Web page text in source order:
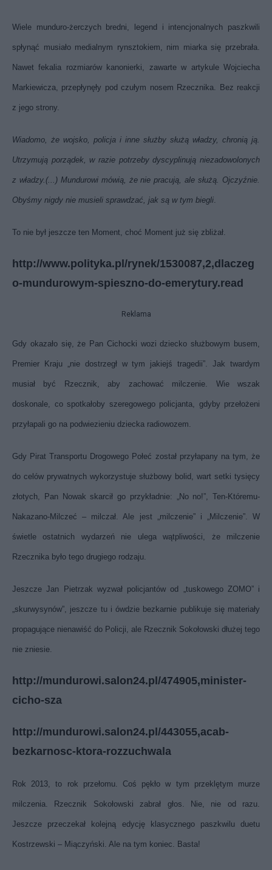
Wiele munduro-żerczych bredni, legend i intencjonalnych paszkwili
spłynąć musiało medialnym rynsztokiem, nim miarka się przebrała.
Nawet fekalia rozmiarów kanonierki, zawarte w artykule Wojciecha
Markiewicza, przepłynęły pod czułym nosem Rzecznika. Bez reakcji
z jego strony.
Wiadomo, że wojsko, policja i inne służby służą władzy, chronią ją.
Utrzymują porządek, w razie potrzeby dyscyplinują niezadowolonych
z władzy.(...) Mundurowi mówią, że nie pracują, ale służą. Ojczyźnie.
Obyśmy nigdy nie musieli sprawdzać, jak są w tym biegli.
To nie był jeszcze ten Moment, choć Moment już się zbliżał.
http://www.polityka.pl/rynek/1530087,2,dlaczeg
o-mundurowym-spieszno-do-emerytury.read
Reklama
Gdy okazało się, że Pan Cichocki wozi dziecko służbowym busem,
Premier Kraju „nie dostrzegł w tym jakiejś tragedii”. Jak twardym
musiał być Rzecznik, aby zachować milczenie. Wie wszak
doskonale, co spotkałoby szeregowego policjanta, gdyby przełożeni
przyłapali go na podwiezieniu dziecka radiowozem.
Gdy Pirat Transportu Drogowego Połeć został przyłapany na tym, że
do celów prywatnych wykorzystuje służbowy bolid, wart setki tysięcy
złotych, Pan Nowak skarcił go przykładnie: „No no!”, Ten-Któremu-
Nakazano-Milczeć – milczał. Ale jest „milczenie” i „Milczenie”. W
świetle ostatnich wydarzeń nie ulega wątpliwości, że milczenie
Rzecznika było tego drugiego rodzaju.
Jeszcze Jan Pietrzak wyzwał policjantów od „tuskowego ZOMO” i
„skurwysynów”, jeszcze tu i ówdzie bezkarnie publikuje się materiały
propagujące nienawiść do Policji, ale Rzecznik Sokołowski dłużej tego
nie zniesie.
http://mundurowi.salon24.pl/474905,minister-
cicho-sza
http://mundurowi.salon24.pl/443055,acab-
bezkarnosc-ktora-rozzuchwala
Rok 2013, to rok przełomu. Coś pękło w tym przeklętym murze
milczenia. Rzecznik Sokołowski zabrał głos. Nie, nie od razu.
Jeszcze przeczekał kolejną edycję klasycznego paszkwilu duetu
Kostrzewski – Miączyński. Ale na tym koniec. Basta!